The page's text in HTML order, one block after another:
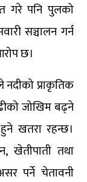
गरे पनि पुलको
सञ्चालन गर्न
छ।
प्राकृतिक
जोखिम बढ्ने
खतरा रहन्छ।
खेतीपाती तथा
पर्ने चेतावनी